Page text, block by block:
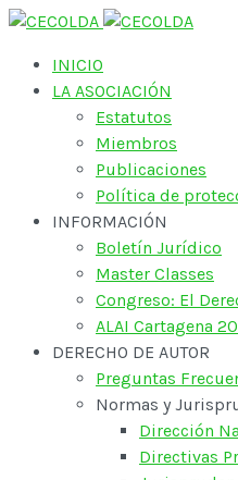
INICIO
LA ASOCIACIÓN
Estatutos
Miembros
Publicaciones
Política de
INFORMACIÓN
Boletín Jurídico
Master Classes
Congreso: El
ALAI Cartagena
DERECHO DE AUTOR
Preguntas
Normas y
Dirección
Directivas